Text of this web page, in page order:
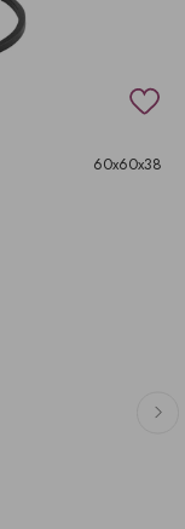
60x60x38